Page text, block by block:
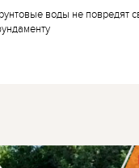
воды не повредят